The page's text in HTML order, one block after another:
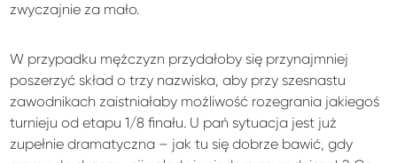
zwyczajnie za mało.
W przypadku mężczyzn przydałoby się przynajmniej
poszerzyć skład o trzy nazwiska, aby przy szesnastu
zawodnikach zaistniałaby możliwość rozegrania jakiegoś
turnieju od etapu 1/8 finału. U pań sytuacja jest już
zupełnie dramatyczna – jak tu się dobrze bawić, gdy